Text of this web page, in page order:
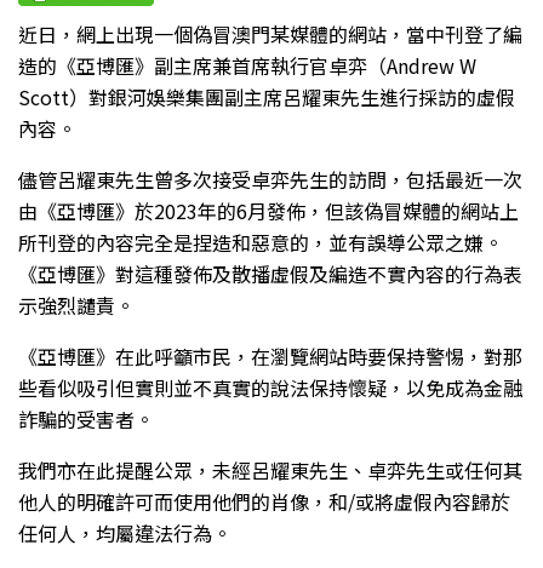
近日，網上出現一個偽冒澳門某媒體的網站，當中刊登了編
造的《亞博匯》副主席兼首席執行官卓弈（Andrew W
Scott）對銀河娛樂集團副主席呂耀東先生進行採訪的虛假
內容。
儘管呂耀東先生曾多次接受卓弈先生的訪問，包括最近一次
由《亞博匯》於2023年的6月發佈，但該偽冒媒體的網站上
所刊登的內容完全是捏造和惡意的，並有誤導公眾之嫌。
《亞博匯》對這種發佈及散播虛假及編造不實內容的行為表
示強烈譴責。
《亞博匯》在此呼籲市民，在瀏覽網站時要保持警惕，對那
些看似吸引但實則並不真實的說法保持懷疑，以免成為金融
詐騙的受害者。
我們亦在此提醒公眾，未經呂耀東先生、卓弈先生或任何其
他人的明確許可而使用他們的肖像，和/或將虛假內容歸於
任何人，均屬違法行為。